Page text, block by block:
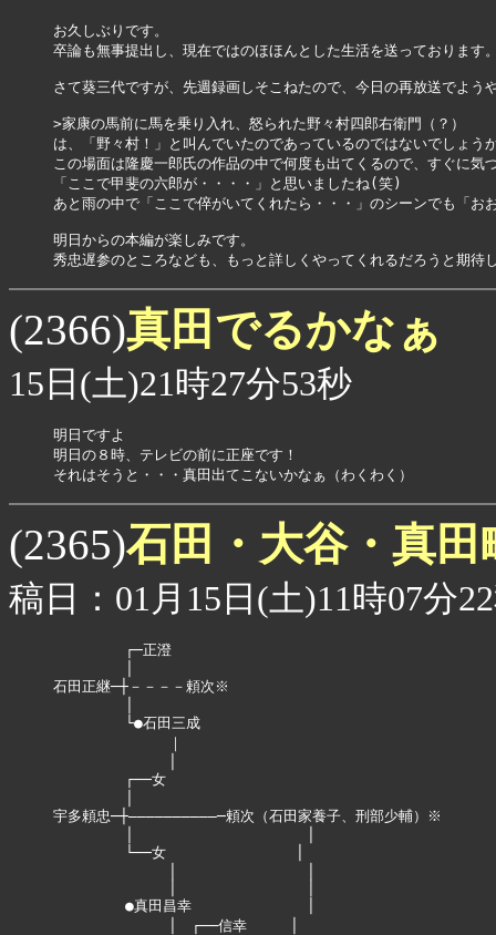
お久しぶりです。
卒論も無事提出し、現在ではのほほんとした生活を送っております
さて葵三代ですが、先週録画しそこねたので、今日の再放送でよ
>家康の馬前に馬を乗り入れ、怒られた野々村四郎右衛門（？）
は、「野々村！」と叫んでいたのであっているのではないでしょう
この場面は隆慶一郎氏の作品の中で何度も出てくるので、すぐに気
「ここで甲斐の六郎が・・・・」と思いましたね(笑)
あと雨の中で「ここで倅がいてくれたら・・・」のシーンでも「お
明日からの本編が楽しみです。
(2366)真田でるかなぁ
15日(土)21時27分53秒
明日ですよ
明日の８時、テレビの前に正座です！
それはそうと・・・真田出てこないかなぁ（わくわく）
(2365)石田・大谷・真
稿日：01月15日(土)11時07分
┌─正澄
石田正継─┼－－－－頼次※
└●石田三成
｜
┌──女
宇多頼忠─┼――――――――――─頼次（石田家養子、刑部少輔）※
└──女　　　　　　　　　│
●真田昌幸　　　　　　　　│
│　┌──信幸　　　│